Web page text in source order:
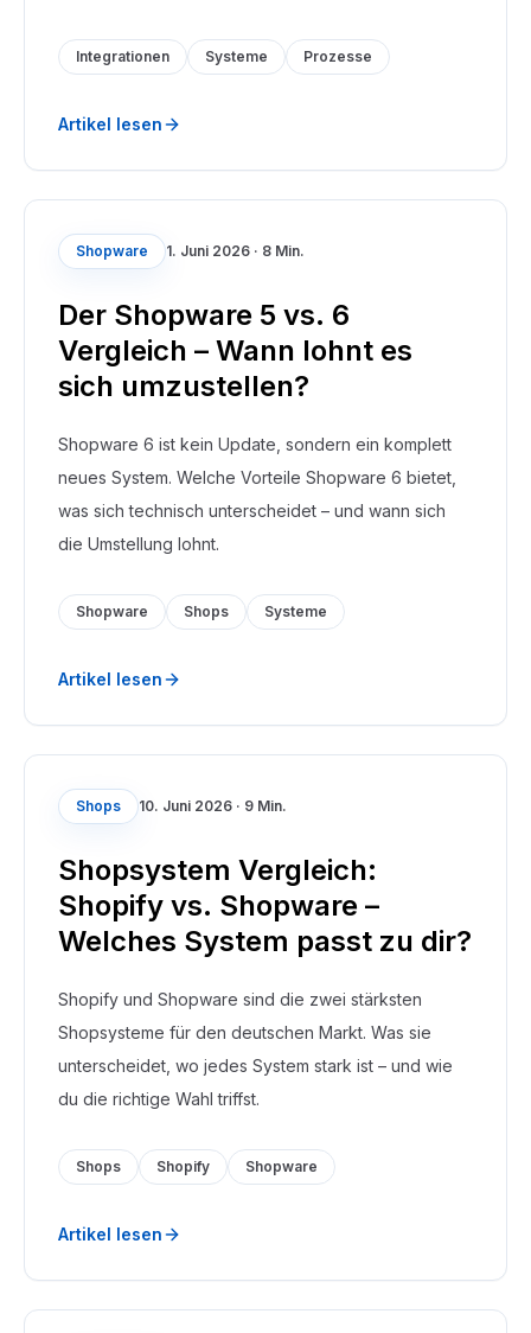
Integrationen Systeme Prozesse
Artikel lesen
Shopware 1. Juni 2026 · 8 Min.
Der Shopware 5 vs. 6
Vergleich – Wann lohnt es
sich umzustellen?
Shopware 6 ist kein Update, sondern ein komplett
neues System. Welche Vorteile Shopware 6 bietet,
was sich technisch unterscheidet – und wann sich
die Umstellung lohnt.
Shopware Shops Systeme
Artikel lesen
Shops 10. Juni 2026 · 9 Min.
Shopsystem Vergleich:
Shopify vs. Shopware –
Welches System passt zu dir?
Shopify und Shopware sind die zwei stärksten
Shopsysteme für den deutschen Markt. Was sie
unterscheidet, wo jedes System stark ist – und wie
du die richtige Wahl triffst.
Shops Shopify Shopware
Artikel lesen